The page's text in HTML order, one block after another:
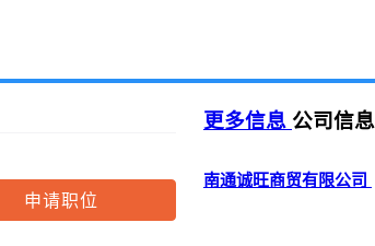
申请职位
更多信息 公司信息
南通诚旺商贸有限公司